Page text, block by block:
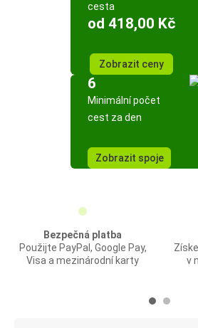
cesta
od 418,00 Kč
Zobrazit ceny
6
Minimální počet
cest za den
Zobrazit spoje
Bezpečná platba
Použijte PayPal, Google Pay,
Visa a mezinárodní karty
v